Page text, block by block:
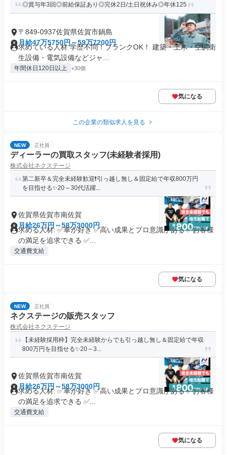
◎賞与年3回◎前給保証あり◎完休2日/土日祝休み◎年休125
〒849-0937佐賀県佐賀市鍋島
月給47万5750円～59万7200円
求めている人材 学歴不問！ブランクOK！ 建築・土木・空調衛
生設備・電気設備などジャ...
年間休日120日以上 +30個
気になる
この企業の類似求人を見る
NEW 正社員
ディーラーの買取スタッフ(未経験者採用)
株式会社ネクステージ
第二新卒＆完全未経験歓迎❗引っ越し無し＆固定給で年収800万円
を目指せる✨20～30代活躍...
佐賀県佐賀市南佐賀
月給26万円～58万3000円
求める人材: ✅車が好き ✅高い成果とプロ意識がある ✅お客様
の満足を追求できる ✅...
交通費支給
気になる
NEW 正社員
ネクステージの販売スタッフ
株式会社ネクステージ
【未経験採用枠】完全未経験からでも引っ越し無し＆固定給で年収
800万円を目指せる✨20～3...
佐賀県佐賀市南佐賀
月給26万円～58万3000円
求める人材: ✅車が好き ✅高い成果とプロ意識がある ✅お客様
の満足を追求できる ✅...
交通費支給
気になる